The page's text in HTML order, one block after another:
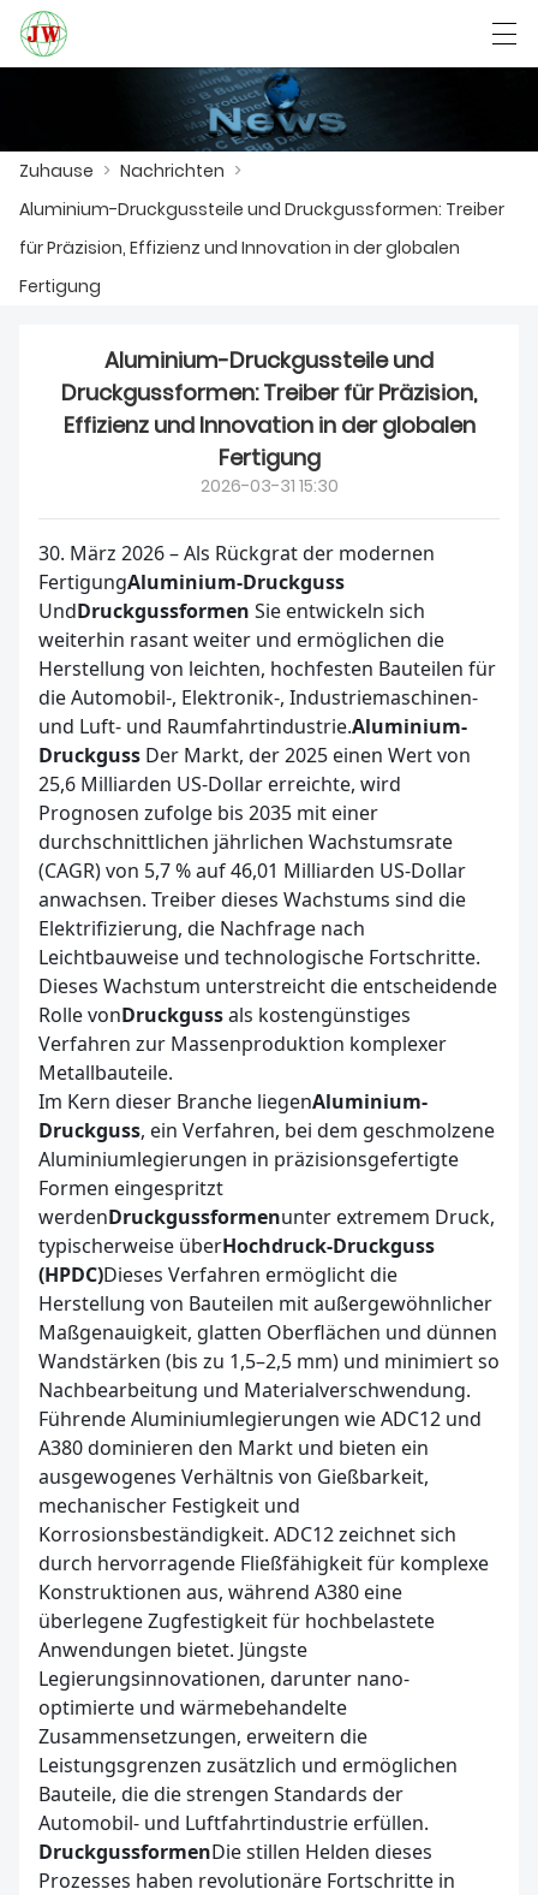
PRODUKTE
DER FALL
ÜBER UNS
Български Deutsch
Zuhause > Nachrichten >
Aluminium-Druckgussteile und Druckgussformen: Treiber
für Präzision, Effizienz und Innovation in der globalen
Fertigung
Aluminium-Druckgussteile und
Druckgussformen: Treiber für Präzision,
Effizienz und Innovation in der globalen
Fertigung
2026-03-31 15:30
30. März 2026 – Als Rückgrat der modernen
FertigungAluminium-Druckguss
UndDruckgussformen Sie entwickeln sich
weiterhin rasant weiter und ermöglichen die
Herstellung von leichten, hochfesten Bauteilen für
die Automobil-, Elektronik-, Industriemaschinen-
und Luft- und Raumfahrtindustrie.Aluminium-
Druckguss Der Markt, der 2025 einen Wert von
25,6 Milliarden US-Dollar erreichte, wird
Prognosen zufolge bis 2035 mit einer
durchschnittlichen jährlichen Wachstumsrate
(CAGR) von 5,7 % auf 46,01 Milliarden US-Dollar
anwachsen. Treiber dieses Wachstums sind die
Elektrifizierung, die Nachfrage nach
Leichtbauweise und technologische Fortschritte.
Dieses Wachstum unterstreicht die entscheidende
Rolle vonDruckgussals kostengünstiges
Verfahren zur Massenproduktion komplexer
Metallbauteile.
Im Kern dieser Branche liegenAluminium-
Druckguss, ein Verfahren, bei dem geschmolzene
Aluminiumlegierungen in präzisionsgefertigte
Formen eingespritzt
werdenDruckgussformenunter extremem Druck,
typischerweise überHochdruck-Druckguss
(HPDC)Dieses Verfahren ermöglicht die
Herstellung von Bauteilen mit außergewöhnlicher
Maßgenauigkeit, glatten Oberflächen und dünnen
Wandstärken (bis zu 1,5–2,5 mm) und minimiert so
Nachbearbeitung und Materialverschwendung.
Führende Aluminiumlegierungen wie ADC12 und
A380 dominieren den Markt und bieten ein
ausgewogenes Verhältnis von Gießbarkeit,
mechanischer Festigkeit und
Korrosionsbeständigkeit. ADC12 zeichnet sich
durch hervorragende Fließfähigkeit für komplexe
Konstruktionen aus, während A380 eine
überlegene Zugfestigkeit für hochbelastete
Anwendungen bietet. Jüngste
Legierungsinnovationen, darunter nano-
optimierte und wärmebehandelte
Zusammensetzungen, erweitern die
Leistungsgrenzen zusätzlich und ermöglichen
Bauteile, die die strengen Standards der
Automobil- und Luftfahrtindustrie erfüllen.
DruckgussformenDie stillen Helden dieses
Prozesses haben revolutionäre Fortschritte in